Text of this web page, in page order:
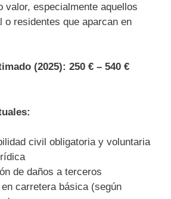
valor, especialmente aquellos
o residentes que aparcan en
(2025): 250 € – 540 €
civil obligatoria y voluntaria
de daños a terceros
carretera básica (según